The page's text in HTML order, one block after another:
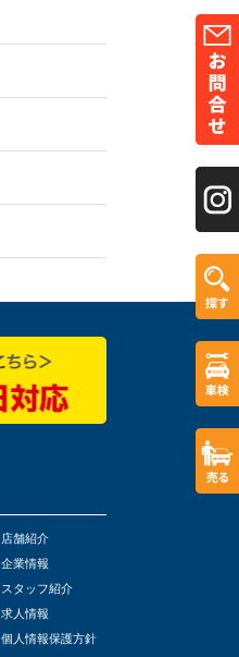
店舗紹介
企業情報
スタッフ紹介
求人情報
個人情報保護方針